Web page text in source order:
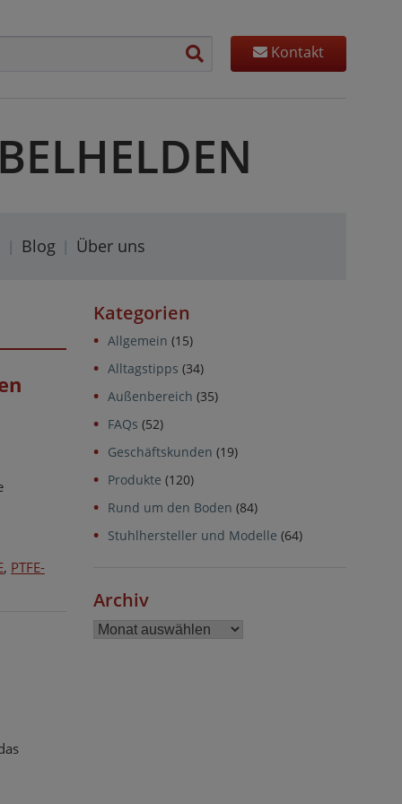
Kontakt
Blog Über uns
, PTFE-
Kategorien
Allgemein (15)
Alltagstipps (34)
Außenbereich (35)
FAQs (52)
Geschäftskunden (19)
Produkte (120)
Rund um den Boden (84)
Stuhlhersteller und Modelle (64)
Archiv
Archiv